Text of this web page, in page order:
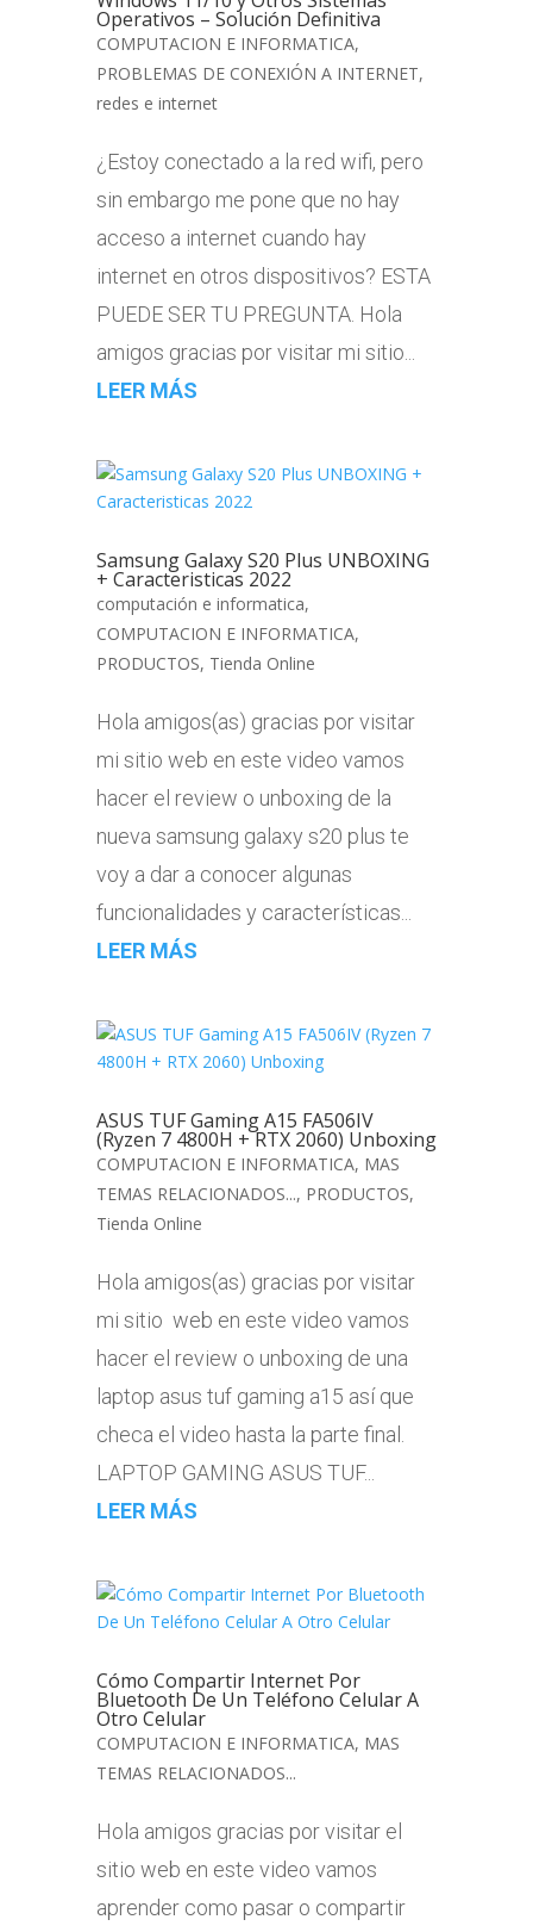
Operativos – Solución Definitiva
COMPUTACION E INFORMATICA,
PROBLEMAS DE CONEXIÓN A INTERNET,
redes e internet
¿Estoy conectado a la red wifi, pero
sin embargo me pone que no hay
acceso a internet cuando hay
internet en otros dispositivos? ESTA
PUEDE SER TU PREGUNTA. Hola
amigos gracias por visitar mi sitio...
LEER MÁS
Samsung Galaxy S20 Plus UNBOXING
+ Caracteristicas 2022
computación e informatica,
COMPUTACION E INFORMATICA,
PRODUCTOS, Tienda Online
Hola amigos(as) gracias por visitar
mi sitio web en este video vamos
hacer el review o unboxing de la
nueva samsung galaxy s20 plus te
voy a dar a conocer algunas
funcionalidades y características...
LEER MÁS
ASUS TUF Gaming A15 FA506IV
(Ryzen 7 4800H + RTX 2060) Unboxing
COMPUTACION E INFORMATICA, MAS
TEMAS RELACIONADOS..., PRODUCTOS,
Tienda Online
Hola amigos(as) gracias por visitar
mi sitio web en este video vamos
hacer el review o unboxing de una
laptop asus tuf gaming a15 así que
checa el video hasta la parte final.
LAPTOP GAMING ASUS TUF...
LEER MÁS
Cómo Compartir Internet Por
Bluetooth De Un Teléfono Celular A
Otro Celular
COMPUTACION E INFORMATICA, MAS
TEMAS RELACIONADOS...
Hola amigos gracias por visitar el
sitio web en este video vamos
aprender como pasar o compartir